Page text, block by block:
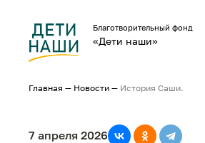
Благотворительный фонд
«Дети наши»
Главная — Новости — История Саши.
7 апреля 2026